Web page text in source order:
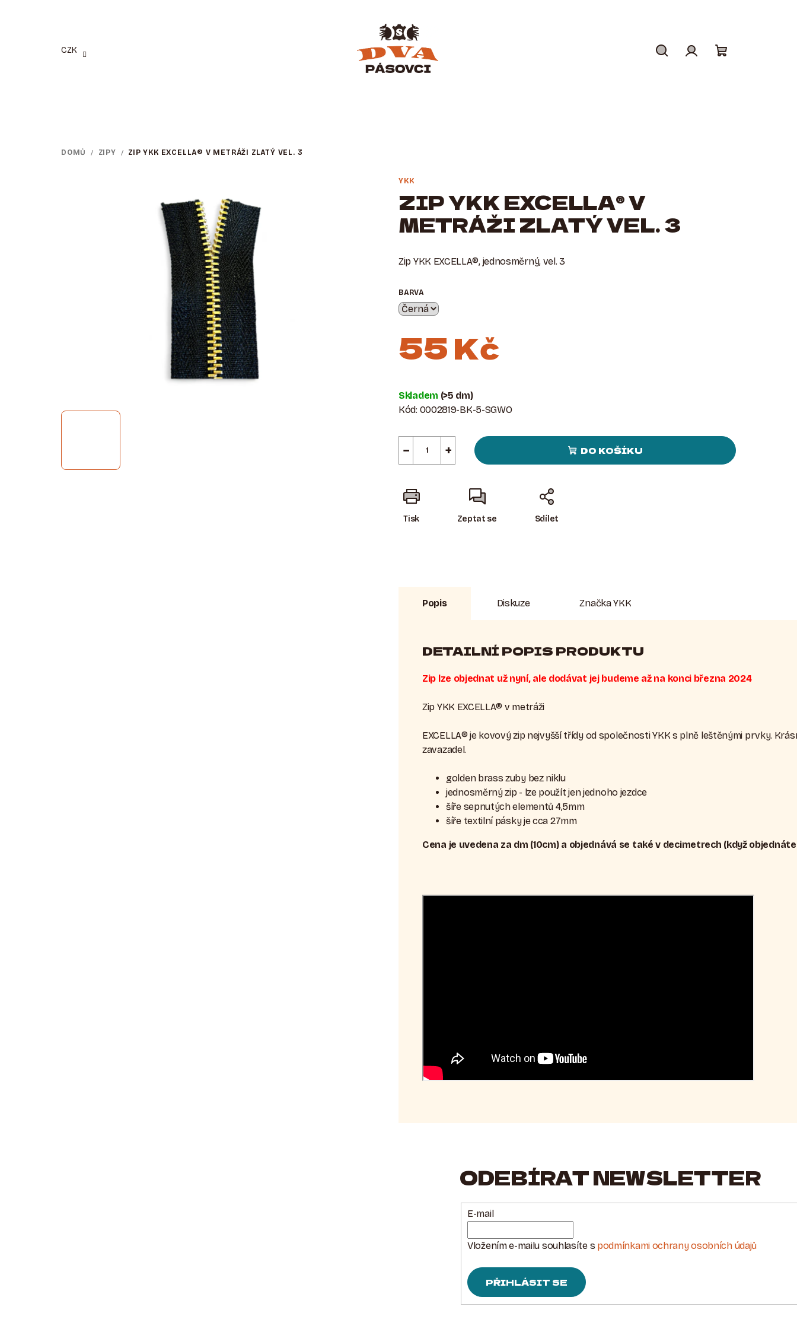
CZK
DOMŮ / ZIPY / ZIP YKK EXCELLA® V METRÁŽI ZLATÝ VEL. 3
YKK
ZIP YKK EXCELLA® V
METRÁŽI ZLATÝ VEL. 3
Zip YKK EXCELLA®, jednosměrný, vel. 3
BARVA
55 Kč
cena:
Skladem (>5 dm)
Kód: 0002819-BK-5-SGWO
+
− DO KOŠÍKU
Tisk Zeptat se Sdílet
Popis Diskuze ZnačkaYKK
DETAILNÍ POPIS PRODUKTU
Zip lze objednat už nyní, ale dodávat jej budeme až na konci března 2024
Zip YKK EXCELLA® v metráži
EXCELLA® je kovový zip nejvyšší třídy od společnosti YKK s plně leštěnými prvky.
zavazadel.
golden brass zuby bez niklu
jednosměrný zip - lze použít jen jednoho jezdce
šíře sepnutých elementů 4,5mm
šíře textilní pásky je cca 27mm
Cena je uvedena za dm (10cm) a objednává se také v decimetrech (když
ODEBÍRAT NEWSLETTER
E-mail
Vložením e-mailu souhlasíte s podmínkami ochrany osobních údajů
PŘIHLÁSIT SE